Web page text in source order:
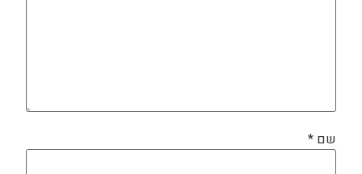
שם *